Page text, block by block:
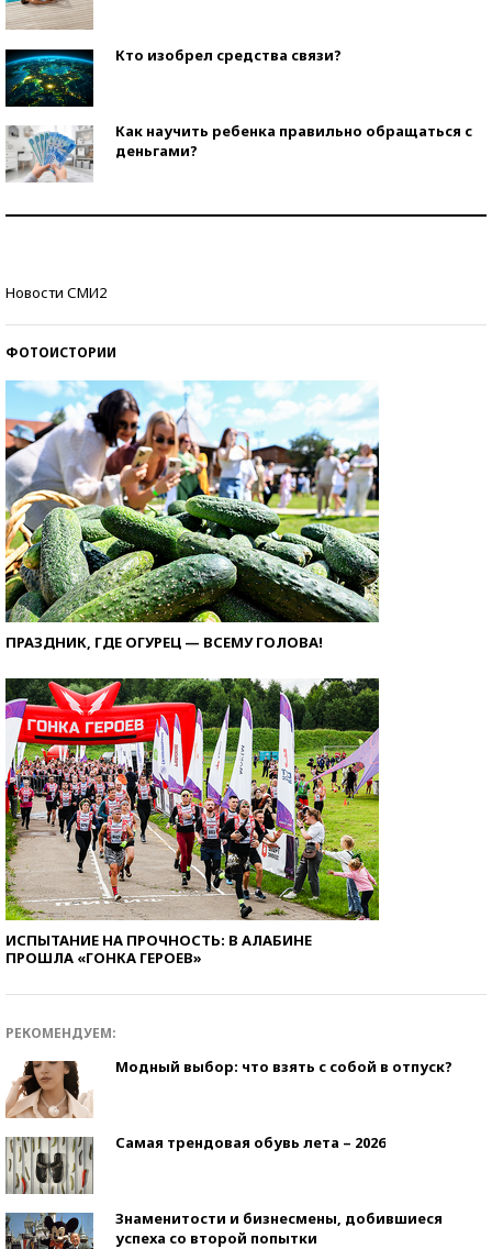
Кто изобрел средства связи?
Как научить ребенка правильно обращаться с
деньгами?
Новости СМИ2
ФОТОИСТОРИИ
ПРАЗДНИК, ГДЕ ОГУРЕЦ — ВСЕМУ ГОЛОВА!
ИСПЫТАНИЕ НА ПРОЧНОСТЬ: В АЛАБИНЕ
ПРОШЛА «ГОНКА ГЕРОЕВ»
РЕКОМЕНДУЕМ:
Модный выбор: что взять с собой в отпуск?
Самая трендовая обувь лета – 2026
Знаменитости и бизнесмены, добившиеся
успеха со второй попытки